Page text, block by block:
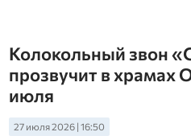
Колокольный звон
прозвучит в
июля
27 июля 2026 | 16:50